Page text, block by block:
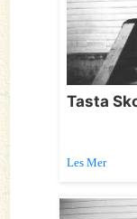
Tasta
Les Mer